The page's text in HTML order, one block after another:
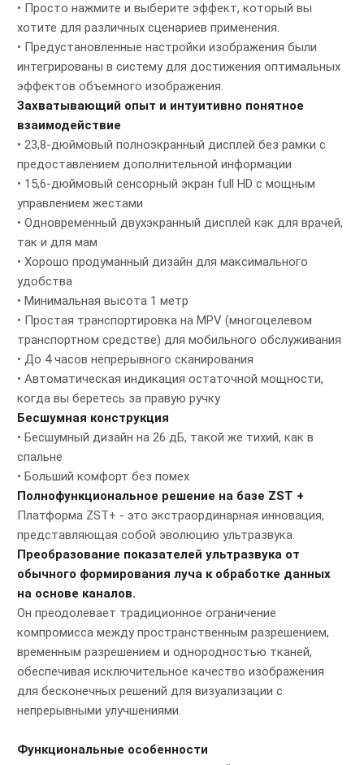
• Просто нажмите и выберите эффект, который вы
хотите для различных сценариев применения.
• Предустановленные настройки изображения были
интегрированы в систему для достижения оптимальных
эффектов объемного изображения.
Захватывающий опыт и интуитивно понятное
взаимодействие
• 23,8-дюймовый полноэкранный дисплей без рамки с
предоставлением дополнительной информации
• 15,6-дюймовый сенсорный экран full HD с мощным
управлением жестами
• Одновременный двухэкранный дисплей как для врачей,
так и для мам
• Хорошо продуманный дизайн для максимального
удобства
• Минимальная высота 1 метр
• Простая транспортировка на MPV (многоцелевом
транспортном средстве) для мобильного обслуживания
• До 4 часов непрерывного сканирования
• Автоматическая индикация остаточной мощности,
когда вы беретесь за правую ручку
Бесшумная конструкция
• Бесшумный дизайн на 26 дБ, такой же тихий, как в
спальне
• Больший комфорт без помех
Полнофункциональное решение на базе ZST +
Платформа ZST+ - это экстраординарная инновация,
представляющая собой эволюцию ультразвука.
Преобразование показателей ультразвука от
обычного формирования луча к обработке данных
на основе каналов.
Он преодолевает традиционное ограничение
компромисса между пространственным разрешением,
временным разрешением и однородностью тканей,
обеспечивая исключительное качество изображения
для бесконечных решений для визуализации с
непрерывными улучшениями.
Функциональные особенности